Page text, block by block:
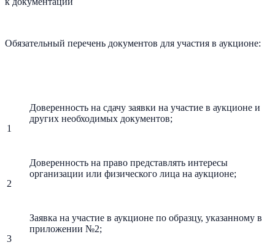
Обязательный перечень документов для участия в аукционе:
1
Доверенность на сдачу заявки на участие в аукционе и
других необходимых документов;
2
Доверенность на право представлять интересы
организации или физического лица на аукционе;
3
Заявка на участие в аукционе по образцу, указанному в
приложении №2;